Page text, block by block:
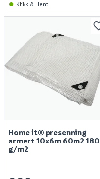
Klikk & Hent
Home it® presenning
armert 10x6m 60m2 180
g/m2